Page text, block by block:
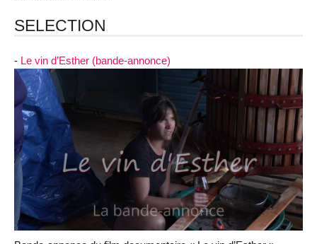
SELECTION
- Le vin d’Esther (bande-annonce)